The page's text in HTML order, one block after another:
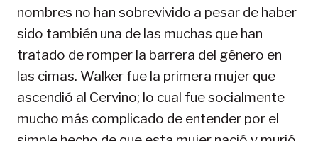
nombres no han sobrevivido a pesar de haber
sido también una de las muchas que han
tratado de romper la barrera del género en
las cimas. Walker fue la primera mujer que
ascendió al Cervino; lo cual fue socialmente
mucho más complicado de entender por el